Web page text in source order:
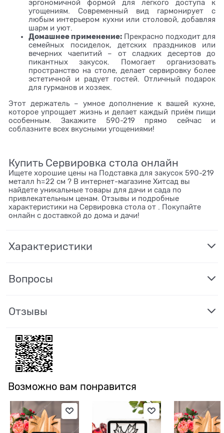
эргономичной формой для лёгкого доступа к
угощениям. Современный вид гармонирует с
любым интерьером кухни или столовой, добавляя
шарм и уют.
Домашнее применение: Прекрасно подходит для
семейных посиделок, детских праздников или
вечерних чаепитий – от сладких десертов до
пикантных закусок. Помогает организовать
пространство на столе, делает сервировку более
эстетичной и радует гостей. Отличный подарок
для гурманов и хозяек.
Этот держатель – умное дополнение к вашей кухне,
которое упрощает жизнь и делает каждый приём пищи
особенным. Закажите 590-219 прямо сейчас и
соблазните всех вкусными угощениями!
Купить Сервировка стола онлайн
Ищете хорошие цены на Подставка для закусок 590-219
металл h=22 см ? В интернет-магазине Хитсад вы
найдете уникальные товары для дачи и сада по
привлекательным ценам. Отзывы и подробные
характеристики на Сервировка стола от . Покупайте
онлайн с доставкой до дома и дачи!
Характеристики
Вопросы
Отзывы
Возможно вам понравится